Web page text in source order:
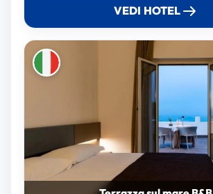
VEDI HOTEL